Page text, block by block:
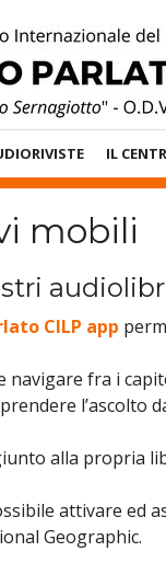
IL
mobili
CILP app
fra i
alla propria
attivare ed
Geographic.